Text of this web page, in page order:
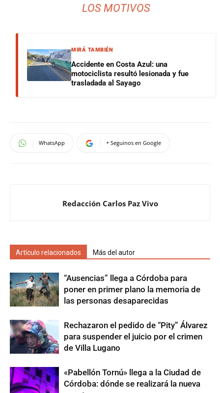
LOS MOTIVOS
MIRÁ TAMBIÉN
Accidente en Costa Azul: una
motociclista resultó lesionada y fue
trasladada al Sayago
WhatsApp + Seguinos en Google
Redacción Carlos Paz Vivo
Artículo relacionados Más del autor
“Ausencias” llega a Córdoba para
poner en primer plano la memoria de
las personas desaparecidas
Rechazaron el pedido de “Pity” Álvarez
para suspender el juicio por el crimen
de Villa Lugano
«Pabellón Tornú» llega a la Ciudad de
Córdoba: dónde se realizará la nueva